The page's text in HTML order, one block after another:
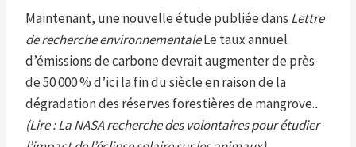
Maintenant, une nouvelle étude publiée dans Lettre
de recherche environnementaleLe taux annuel
d’émissions de carbone devrait augmenter de près
de 50 000 % d’ici la fin du siècle en raison de la
dégradation des réserves forestières de mangrove..
(Lire : La NASA recherche des volontaires pour étudier